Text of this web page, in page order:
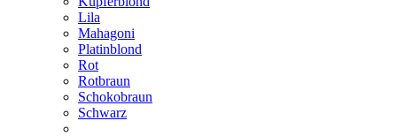
Lila
Mahagoni
Platinblond
Rot
Rotbraun
Schokobraun
Schwarz